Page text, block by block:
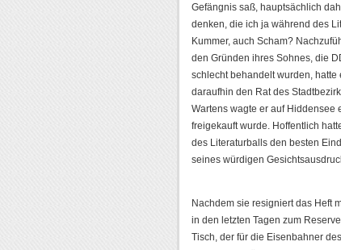
Gefängnis saß, hauptsächlich
denken, die ich ja während des
Kummer, auch Scham?
den Gründen ihres Sohnes, die
schlecht behandelt wurden, hatte
daraufhin den Rat des
Wartens wagte er auf Hiddensee
freigekauft wurde. Hoffentlich
des Literaturballs den besten
seines würdigen
Nachdem sie resigniert das Heft
in den letzten Tagen zum
Tisch, der für die Eisenbahner